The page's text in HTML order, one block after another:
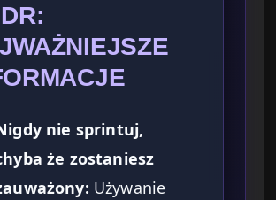
nie sprintuj,
że zostaniesz
Używanie